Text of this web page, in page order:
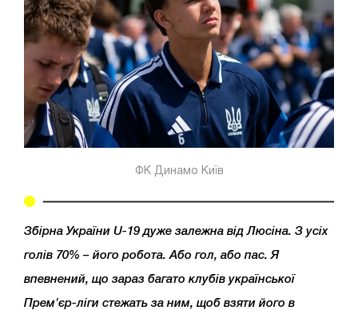
ФК Динамо Київ
Збірна України U-19 дуже залежна від Люсіна. З усіх
голів 70% – його робота. Або гол, або пас. Я
впевнений, що зараз багато клубів української
Прем'єр-ліги стежать за ним, щоб взяти його в